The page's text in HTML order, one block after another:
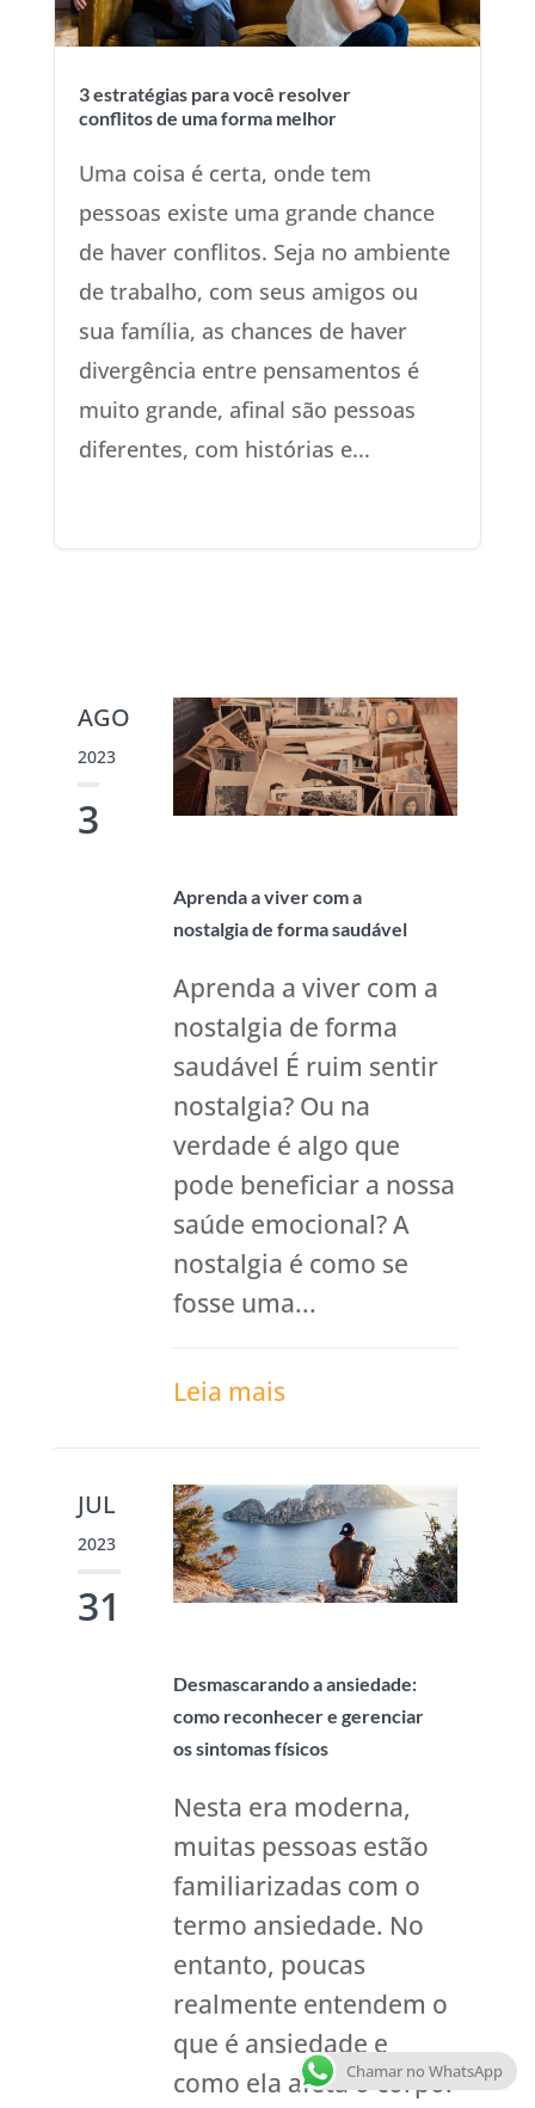
3 estratégias para você resolver
conflitos de uma forma melhor
Uma coisa é certa, onde tem
pessoas existe uma grande chance
de haver conflitos. Seja no ambiente
de trabalho, com seus amigos ou
sua família, as chances de haver
divergência entre pensamentos é
muito grande, afinal são pessoas
diferentes, com histórias e...
AGO
2023
3
Aprenda a viver com a
nostalgia de forma saudável
Aprenda a viver com a
nostalgia de forma
saudável É ruim sentir
nostalgia? Ou na
verdade é algo que
pode beneficiar a nossa
saúde emocional? A
nostalgia é como se
fosse uma...
Leia mais
JUL
2023
31
Desmascarando a ansiedade:
como reconhecer e gerenciar
os sintomas físicos
Nesta era moderna,
muitas pessoas estão
familiarizadas com o
termo ansiedade. No
entanto, poucas
realmente entendem o
que é ansiedade e
como ela afeta o corpo.
Chamar no WhatsApp